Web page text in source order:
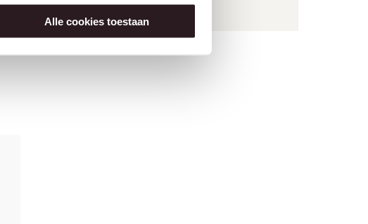
Alle cookies toestaan